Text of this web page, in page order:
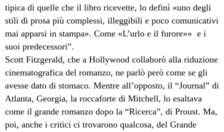
tipica di quelle che il libro ricevette, lo definì «uno degli
stili di prosa più complessi, illeggibili e poco comunicativi
mai apparsi in stampa». Come «L’urlo e il furore»» e i
suoi predecessori”.
Scott Fitzgerald, che a Hollywood collaborò alla riduzione
cinematografica del romanzo, ne parlò però come se gli
avesse dato di stomaco. Mentre all’opposto, il “Journal” di
Atlanta, Georgia, la roccaforte di Mitchell, lo esaltava
come il grande romanzo dopo la “Ricerca”, di Proust. Ma,
poi, anche i critici ci trovarono qualcosa, del Grande